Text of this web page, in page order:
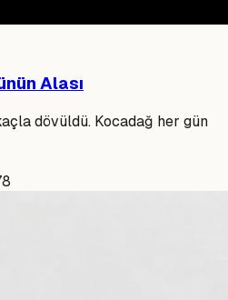
Alası
dövüldü. Kocadağ her gün